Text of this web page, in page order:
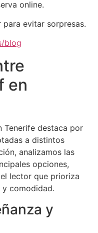
online.
evitar sorpresas.
blog
en
Tenerife destaca por
a distintos
analizamos las
opciones,
lector que prioriza
y comodidad.
y